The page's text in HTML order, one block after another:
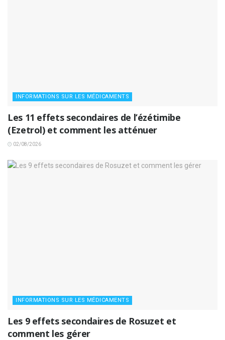
INFORMATIONS SUR LES MÉDICAMENTS
Les 11 effets secondaires de l’ézétimibe
(Ezetrol) et comment les atténuer
02/08/2026
INFORMATIONS SUR LES MÉDICAMENTS
Les 9 effets secondaires de Rosuzet et
comment les gérer